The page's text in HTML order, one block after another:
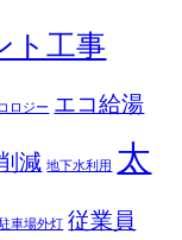
ト工事
ロジー エコ給湯
減 地下水利用 太
車場外灯 従業員